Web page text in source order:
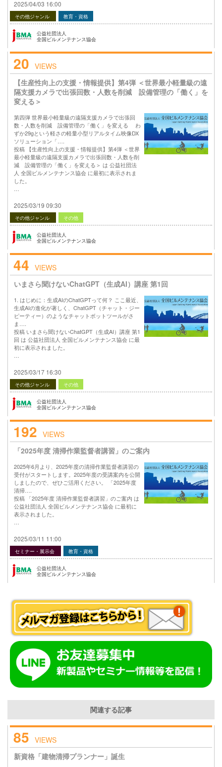
2025/04/03 16:00
その他ジャンル 教育・資格
公益社団法人
全国ビルメンテナンス協会
20 VIEWS
【生産性向上の支援・情報提供】第4弾 ＜世界最小軽量級の遠
隔支援カメラで出張回数・人数を削減 設備管理の「働く」を
変える＞
第四弾 世界最小軽量級の遠隔支援カメラで出張回
数・人数を削減 設備管理の「働く」を変える わ
ずか29gという軽さの軽量小型リアルタイム映像DX
ソリューション「….
投稿 【生産性向上の支援・情報提供】第4弾 ＜世界
最小軽量級の遠隔支援カメラで出張回数・人数を削
減 設備管理の「働く」を変える＞ は 公益社団法
人 全国ビルメンテナンス協会 に最初に表示されま
した。
2025/03/19 09:30
その他ジャンル その他
公益社団法人
全国ビルメンテナンス協会
44 VIEWS
いまさら聞けないChatGPT（生成AI）講座 第1回
1. はじめに：生成AIのChatGPTって何？ ここ最近、
生成AIの進化が著しく、ChatGPT（チャット・ジー
ピーティー）のようなチャットボットツールがさ
ま….
投稿 いまさら聞けないChatGPT（生成AI）講座 第1
回 は 公益社団法人 全国ビルメンテナンス協会 に最
初に表示されました。
2025/03/17 16:30
その他ジャンル その他
公益社団法人
全国ビルメンテナンス協会
192 VIEWS
「2025年度 清掃作業監督者講習」のご案内
2025年6月より、2025年度の清掃作業監督者講習の
受付がスタートします。2025年度の受講案内を公開
しましたので、ぜひご活用ください。 「2025年度
清掃….
投稿 「2025年度 清掃作業監督者講習」のご案内 は
公益社団法人 全国ビルメンテナンス協会 に最初に
表示されました。
2025/03/11 11:00
セミナー・展示会 教育・資格
公益社団法人
全国ビルメンテナンス協会
関連する記事
85 VIEWS
新資格「建物清掃プランナー」誕生